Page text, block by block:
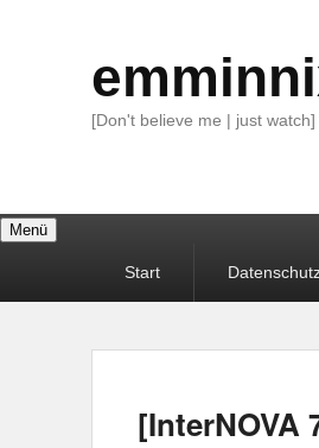
[Don't believe me | just watch]
Menü
Start
[InterNOVA